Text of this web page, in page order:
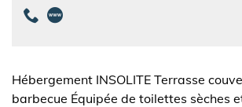
Hébergement INSOLITE Terrasse
barbecue Équipée de toilettes sèches